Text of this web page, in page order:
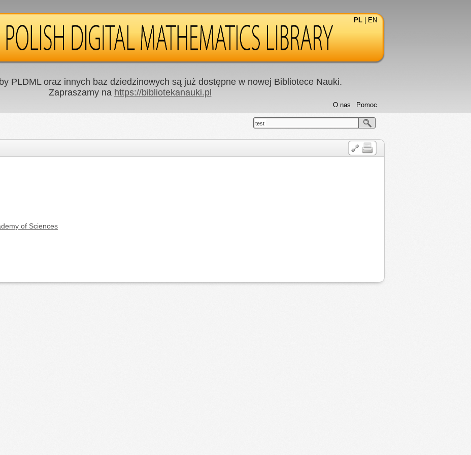
PL EN
PLDML oraz innych baz dziedzinowych są już dostępne w nowej Bibliotece Nauki.
Zapraszamy na https://bibliotekanauki.pl
Pomoc
O nas
test
of Sciences